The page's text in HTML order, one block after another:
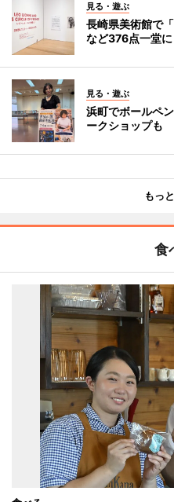
見る・遊ぶ
長崎県美術館で
など376点一堂に
見る・遊ぶ
浜町でボールペ
ークショップも
もっ
食